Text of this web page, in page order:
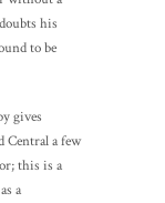
his
to be
gives
Central a few
this is a
a